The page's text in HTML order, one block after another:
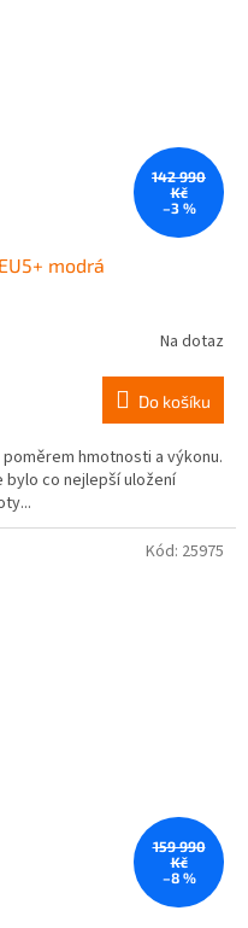
142 990
Kč
–3 %
modrá
Na dotaz
Do košíku
hmotnosti a výkonu.
co nejlepší uložení
159 990
Kč
–8 %
Kód: 25975